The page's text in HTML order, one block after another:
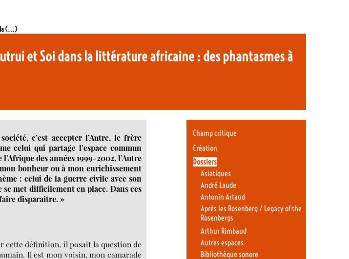
la (…)
et Soi dans la littérature africaine : des phantasmes à
c’est accepter l’Autre, le frère
celui qui partage l’espace commun
des années 1999-2002, l’Autre
bonheur ou à mon enrichissement
: celui de la guerre civile avec son
met difficilement en place. Dans ces
disparaître. »
cette définition, il posait la question de
Il est mon voisin, mon camarade
Champ critique
Création
Dossiers
Asiatiques
André Laude
Antonin Artaud
Après les Rosenberg / Legacy of the
Rosenbergs
Arthur Rimbaud
Autres espaces
Bibliothèque sonore